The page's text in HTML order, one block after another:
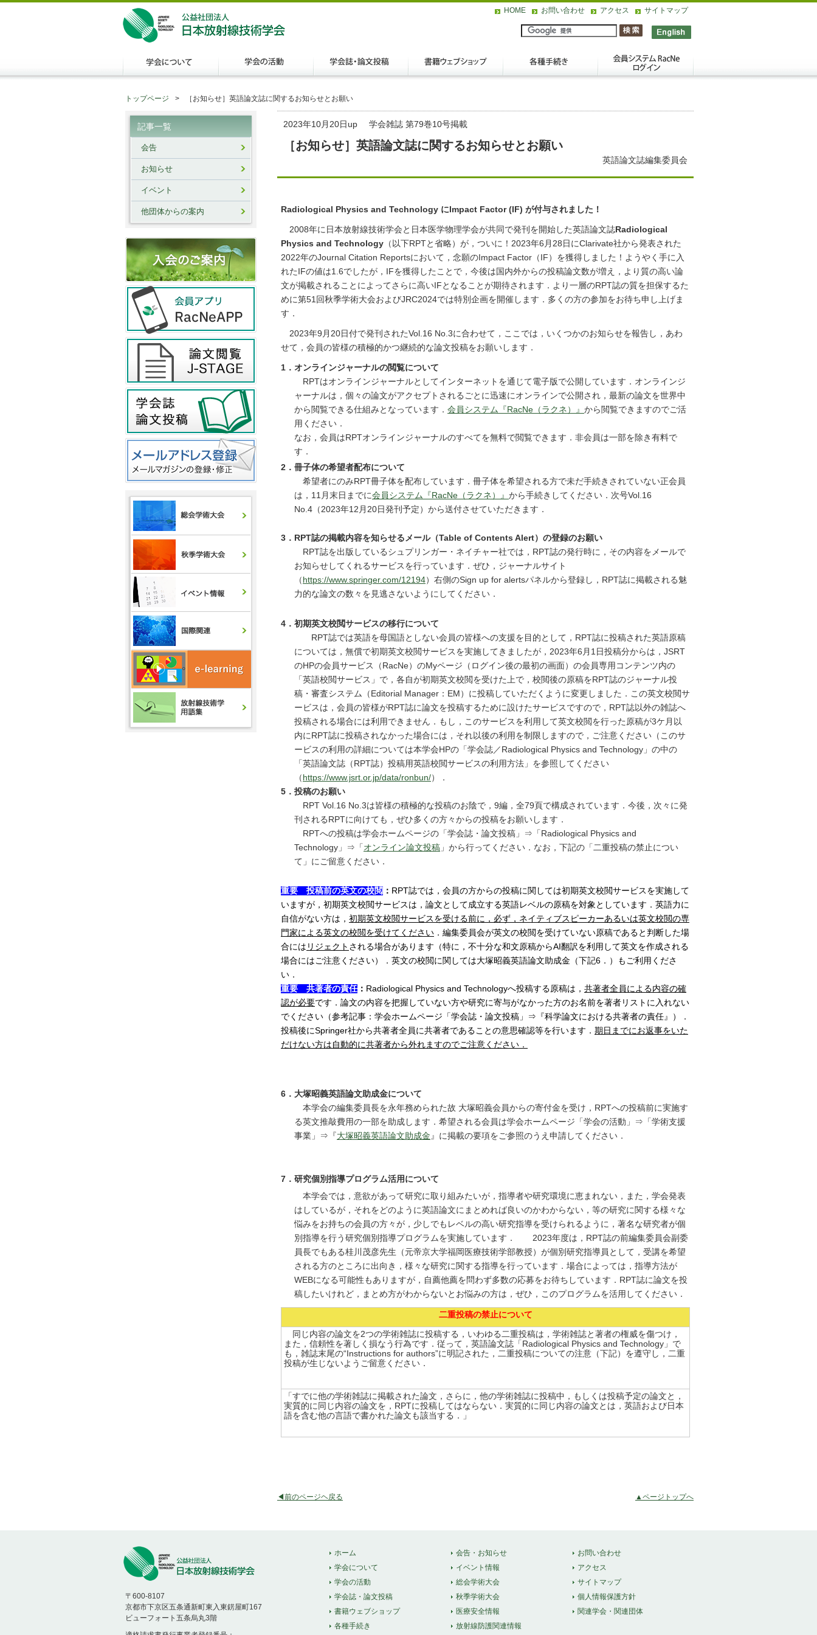
HOME お問い合わせ アクセス サイトマップ
トップページ ［お知らせ］英語論文誌に関するお知らせとお願い
2023年10月20日up 学会雑誌 第79巻10号掲載
［お知らせ］英語論文誌に関するお知らせとお願い
英語論文誌編集委員会
Radiological Physics and Technology にImpact Factor (IF) が付与されました！
2008年に日本放射線技術学会と日本医学物理学会が共同で発刊を開始した英語論文誌 Radiological
Physics and Technology （以下RPTと省略）が，ついに！2023年6月28日にClarivate社から発表された
2022年のJournal Citation Reportsにおいて，念願のImpact Factor（IF）を獲得しました！ようやく手に入
れたIFの値は1.6でしたが，IFを獲得したことで，今後は国内外からの投稿論文数が増え，より質の高い論
文が掲載されることによってさらに高いIFとなることが期待されます．より一層のRPT誌の質を担保するた
めに第51回秋季学術大会およびJRC2024では特別企画を開催します．多くの方の参加をお待ち申し上げま
す．
2023年9月20日付で発刊されたVol.16 No.3に合わせて，ここでは，いくつかのお知らせを報告し，あわ
せて，会員の皆様の積極的かつ継続的な論文投稿をお願いします．
1．オンラインジャーナルの閲覧について
RPTはオンラインジャーナルとしてインターネットを通じて電子版で公開しています．オンラインジ
ャーナルは，個々の論文がアクセプトされるごとに迅速にオンラインで公開され，最新の論文を世界中
から閲覧できる仕組みとなっています． 会員システム『RacNe（ラクネ）』 から閲覧できますのでご活
用ください．
なお，会員はRPTオンラインジャーナルのすべてを無料で閲覧できます．非会員は一部を除き有料で
す．
2．冊子体の希望者配布について
希望者にのみRPT冊子体を配布しています．冊子体を希望される方で未だ手続きされていない正会員
は，11月末日までに会員システム『RacNe（ラクネ）』 から手続きしてください．次号Vol.16
No.4（2023年12月20日発刊予定）から送付させていただきます．
3．RPT誌の掲載内容を知らせるメール（Table of Contents Alert）の登録のお願い
RPT誌を出版しているシュプリンガー・ネイチャー社では，RPT誌の発行時に，その内容をメールで
お知らせしてくれるサービスを行っています．ぜひ，ジャーナルサイト
（ https://www.springer.com/12194）右側のSign up for alertsパネルから登録し，RPT誌に掲載される魅
力的な論文の数々を見逃さないようにしてください．
4．初期英文校閲サービスの移行について
RPT誌では英語を母国語としない会員の皆様への支援を目的として，RPT誌に投稿された英語原稿
については，無償で初期英文校閲サービスを実施してきましたが，2023年6月1日投稿分からは，JSRT
のHPの会員サービス（RacNe）のMyページ（ログイン後の最初の画面）の会員専用コンテンツ内の
「英語校閲サービス」で，各自が初期英文校閲を受けた上で，校閲後の原稿をRPT誌のジャーナル投
稿・審査システム（Editorial Manager：EM）に投稿していただくように変更しました．この英文校閲サ
ービスは，会員の皆様がRPT誌に論文を投稿するために設けたサービスですので，RPT誌以外の雑誌へ
投稿される場合には利用できません．もし，このサービスを利用して英文校閲を行った原稿が3ケ月以
内にRPT誌に投稿されなかった場合には，それ以後の利用を制限しますので，ご注意ください（このサ
ービスの利用の詳細については本学会HPの「学会誌／Radiological Physics and Technology」の中の
「英語論文誌（RPT誌）投稿用英語校閲サービスの利用方法」を参照してください
（ https://www.jsrt.or.jp/data/ronbun/）．
5．投稿のお願い
RPT Vol.16 No.3は皆様の積極的な投稿のお陰で，9編，全79頁で構成されています．今後，次々に発
刊されるRPTに向けても，ぜひ多くの方々からの投稿をお願いします．
RPTへの投稿は学会ホームページの「学会誌・論文投稿」⇒「Radiological Physics and
Technology」⇒「 オンライン論文投稿 」から行ってください．なお，下記の「二重投稿の禁止につい
て」にご留意ください．
重要 投稿前の英文の校閲 ： RPT誌では，会員の方からの投稿に関しては初期英文校閲サービスを実施して
いますが，初期英文校閲サービスは，論文として成立する英語レベルの原稿を対象としています．英語力に
自信がない方は， 初期英文校閲サービスを受ける前に，必ず，ネイティブスピーカーあるいは英文校閲の専
門家による英文の校閲を受けてください ．編集委員会が英文の校閲を受けていない原稿であると判断した場
合には リジェクト される場合があります（特に，不十分な和文原稿からAI翻訳を利用して英文を作成される
場合にはご注意ください）．英文の校閲に関しては大塚昭義英語論文助成金（下記6．）もご利用くださ
い．
重要 共著者の責任 ： Radiological Physics and Technologyへ投稿する原稿は， 共著者全員による内容の確
認が必要です．論文の内容を把握していない方や研究に寄与がなかった方のお名前を著者リストに入れない
でください（参考記事：学会ホームページ「学会誌・論文投稿」⇒『科学論文における共著者の責任』）．
投稿後にSpringer社から共著者全員に共著者であることの意思確認等を行います． 期日までにお返事をいた
だけない方は自動的に共著者から外れますのでご注意ください．
6．大塚昭義英語論文助成金について
本学会の編集委員長を永年務められた故 大塚昭義会員からの寄付金を受け，RPTへの投稿前に実施す
る英文推敲費用の一部を助成します．希望される会員は学会ホームページ「学会の活動」⇒「学術支援
事業」⇒『 大塚昭義英語論文助成金 』に掲載の要項をご参照のうえ申請してください．
7．研究個別指導プログラム活用について
本学会では，意欲があって研究に取り組みたいが，指導者や研究環境に恵まれない，また，学会発表
はしているが，それをどのように英語論文にまとめれば良いのかわからない，等の研究に関する様々な
悩みをお持ちの会員の方々が，少しでもレベルの高い研究指導を受けられるように，著名な研究者が個
別指導を行う研究個別指導プログラムを実施しています． 2023年度は，RPT誌の前編集委員会副委
員長でもある桂川茂彦先生（元帝京大学福岡医療技術学部教授）が個別研究指導員として，受講を希望
される方のところに出向き，様々な研究に関する指導を行っています．場合によっては，指導方法が
WEBになる可能性もありますが，自薦他薦を問わず多数の応募をお待ちしています．RPT誌に論文を投
稿したいけれど，まとめ方がわからないとお悩みの方は，ぜひ，このプログラムを活用してください．
二重投稿の禁止について
同じ内容の論文を2つの学術雑誌に投稿する，いわゆる二重投稿は，学術雑誌と著者の権威を傷つけ，
また，信頼性を著しく損なう行為です．従って，英語論文誌「Radiological Physics and Technology」で
も，雑誌末尾の“Instructions for authors”に明記された，二重投稿についての注意（下記）を遵守し，二重
投稿が生じないようご留意ください．
「すでに他の学術雑誌に掲載された論文，さらに，他の学術雑誌に投稿中，もしくは投稿予定の論文と，
実質的に同じ内容の論文を，RPTに投稿してはならない．実質的に同じ内容の論文とは，英語および日本
語を含む他の言語で書かれた論文も該当する．」
▲ページトップへ
◀前のページヘ戻る
記事一覧
会告
お知らせ
イベント
他団体からの案内
ホーム
学会について
学会の活動
学会誌・論文投稿
書籍ウェブショップ
各種手続き
会告・お知らせ
イベント情報
総会学術大会
秋季学術大会
医療安全情報
放射線防護関連情報
お問い合わせ
アクセス
サイトマップ
個人情報保護方針
関連学会・関連団体
〒600-8107
京都市下京区五条通新町東入東錺屋町167
ビューフォート五条烏丸3階